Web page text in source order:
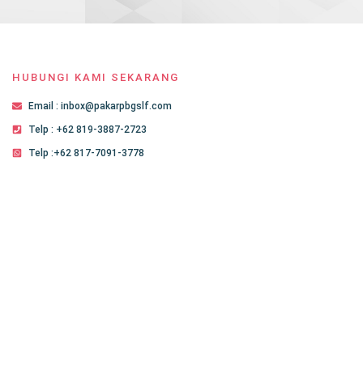
HUBUNGI KAMI SEKARANG
Email : inbox@pakarpbgslf.com
Telp : +62 819-3887-2723
Telp :+62 817-7091-3778